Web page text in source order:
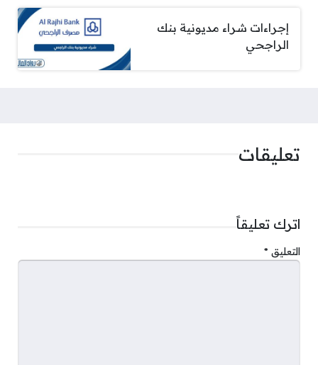
إجراءات شراء مديونية بنك
الراجحي
تعليقات
اترك تعليقاً
التعليق *